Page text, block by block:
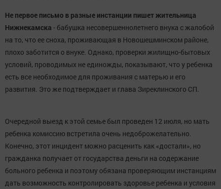
Не первое письмо в разные инстанции пишет жительница
Нижнекамска - бабушка несовершеннолетнего внука с жалобой
на то, что ее сноха, проживающая в Новошешминском районе,
плохо заботится о внуке. Однако, проверки жилищно-бытовых
условий, проводимых не единожды, показывают, что у ребенка
есть все необходимое для проживания с матерью и его
развития. Это же подтверждает и глава Зиреклинского СП.
Очередной выезд к этой семье был проведен 12 июля, но мать
ребенка комиссию встретила очень недоброжелательно.
Конечно, этот инцидент можно расценить как «достали», но
гражданка получает от государства деньги на содержание
больного ребенка и поэтому обязана проверяющим инстанциям
дать возможность контролировать здоровье ребенка и условия